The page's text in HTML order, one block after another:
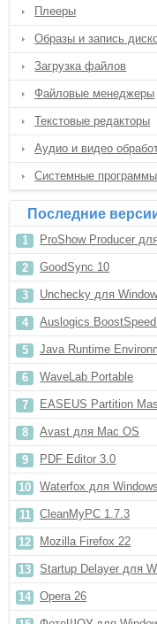
Плееры
Образы и запись
Загрузка файлов
Файловые менеджеры
Текстовые редакторы
Аудио и видео
Системные программы
Последние
ProShow Producer
GoodSync 10
Unchecky для
Auslogics
Java Runtime
WaveLab Portable
EASEUS Partition
Avast для Mac OS
PDF Editor 3.0
Waterfox для
CleanMyPC 1.7.3
Mozilla Firefox 22
Startup Delayer для
Opera 26